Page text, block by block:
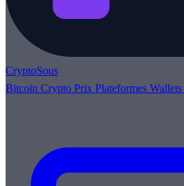
CryptoSous
Bitcoin Crypto Prix Plateformes Wallets